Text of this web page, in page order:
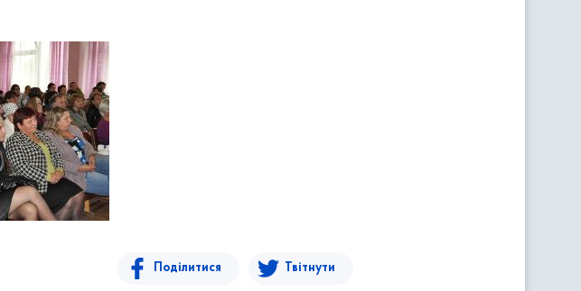
Поділитися Твітнути